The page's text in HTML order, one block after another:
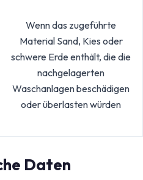
Wenn das zugeführte
Material Sand, Kies oder
schwere Erde enthält, die die
nachgelagerten
Waschanlagen beschädigen
oder überlasten würden
Daten